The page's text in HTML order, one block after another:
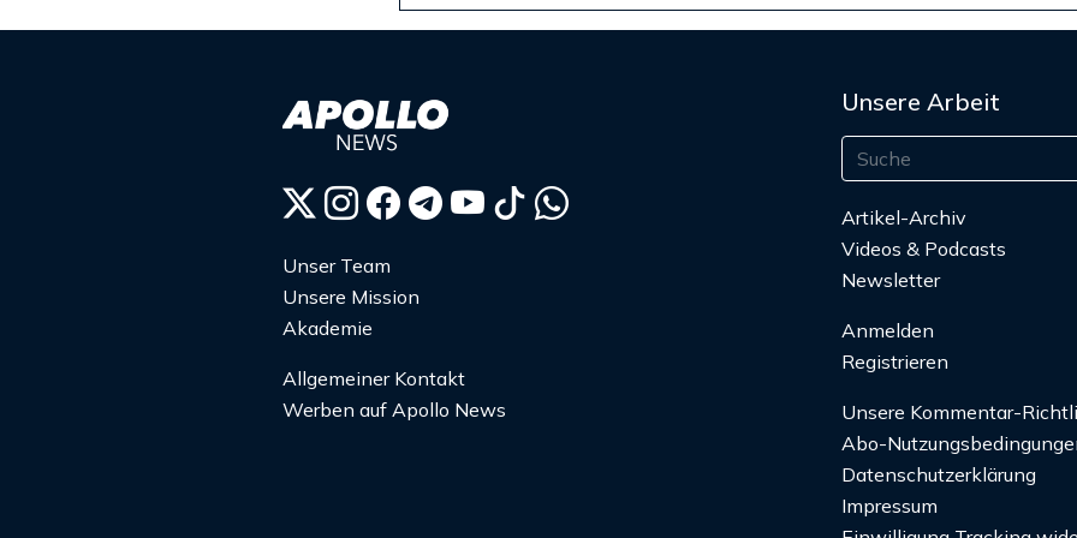
Unser Team
Unsere Mission
Akademie
Allgemeiner Kontakt
Werben auf Apollo News
Unsere Arbeit
Artikel-Archiv
Videos & Podcasts
Newsletter
Anmelden
Registrieren
Unsere Kommentar-
Abo-
Datenschutzerklärung
Impressum